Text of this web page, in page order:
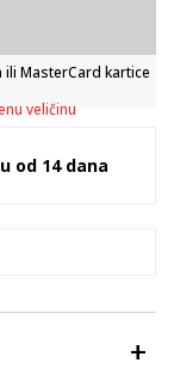
ili MasterCard kartice
veličinu
od 14 dana